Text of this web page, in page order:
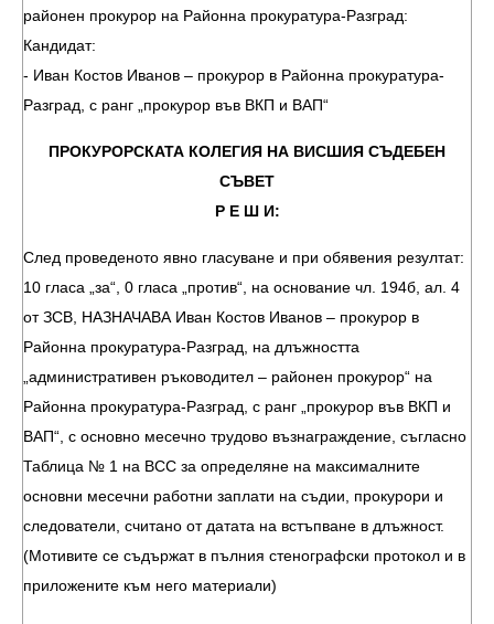
районен прокурор на Районна прокуратура-Разград:
Кандидат:
- Иван Костов Иванов – прокурор в Районна прокуратура-
Разград, с ранг „прокурор във ВКП и ВАП“
ПРОКУРОРСКАТА КОЛЕГИЯ НА ВИСШИЯ СЪДЕБЕН
СЪВЕТ
Р Е Ш И:
След проведеното явно гласуване и при обявения резултат:
10 гласа „за“, 0 гласа „против“, на основание чл. 194б, ал. 4
от ЗСВ, НАЗНАЧАВА Иван Костов Иванов – прокурор в
Районна прокуратура-Разград, на длъжността
„административен ръководител – районен прокурор“ на
Районна прокуратура-Разград, с ранг „прокурор във ВКП и
ВАП“, с основно месечно трудово възнаграждение, съгласно
Таблица № 1 на ВСС за определяне на максималните
основни месечни работни заплати на съдии, прокурори и
следователи, считано от датата на встъпване в длъжност.
(Мотивите се съдържат в пълния стенографски протокол и в
приложените към него материали)